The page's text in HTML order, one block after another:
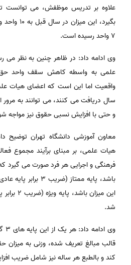
بگیرد،
۷ واحد رسیده است.
وی ادامه داد: در ظاهر چنین به نظر می
علمی به واسطه کاهش سقف واحد
واقعیت اما این است که اعضای هیات
سال دریافت می کنند، می توانند به
و حتی با افزایش نسبی حقوق نیز مواجه
معاون آموزشی دانشگاه تهران توضیح
هیات علمی، بر مبنای برآیند مجموع
باشد، پایه ممتاز
این
شد.
قالب مبالغ تعریف شده، وزنی به میزان
کند و بالطبع هر ساله نیز شامل ضریب